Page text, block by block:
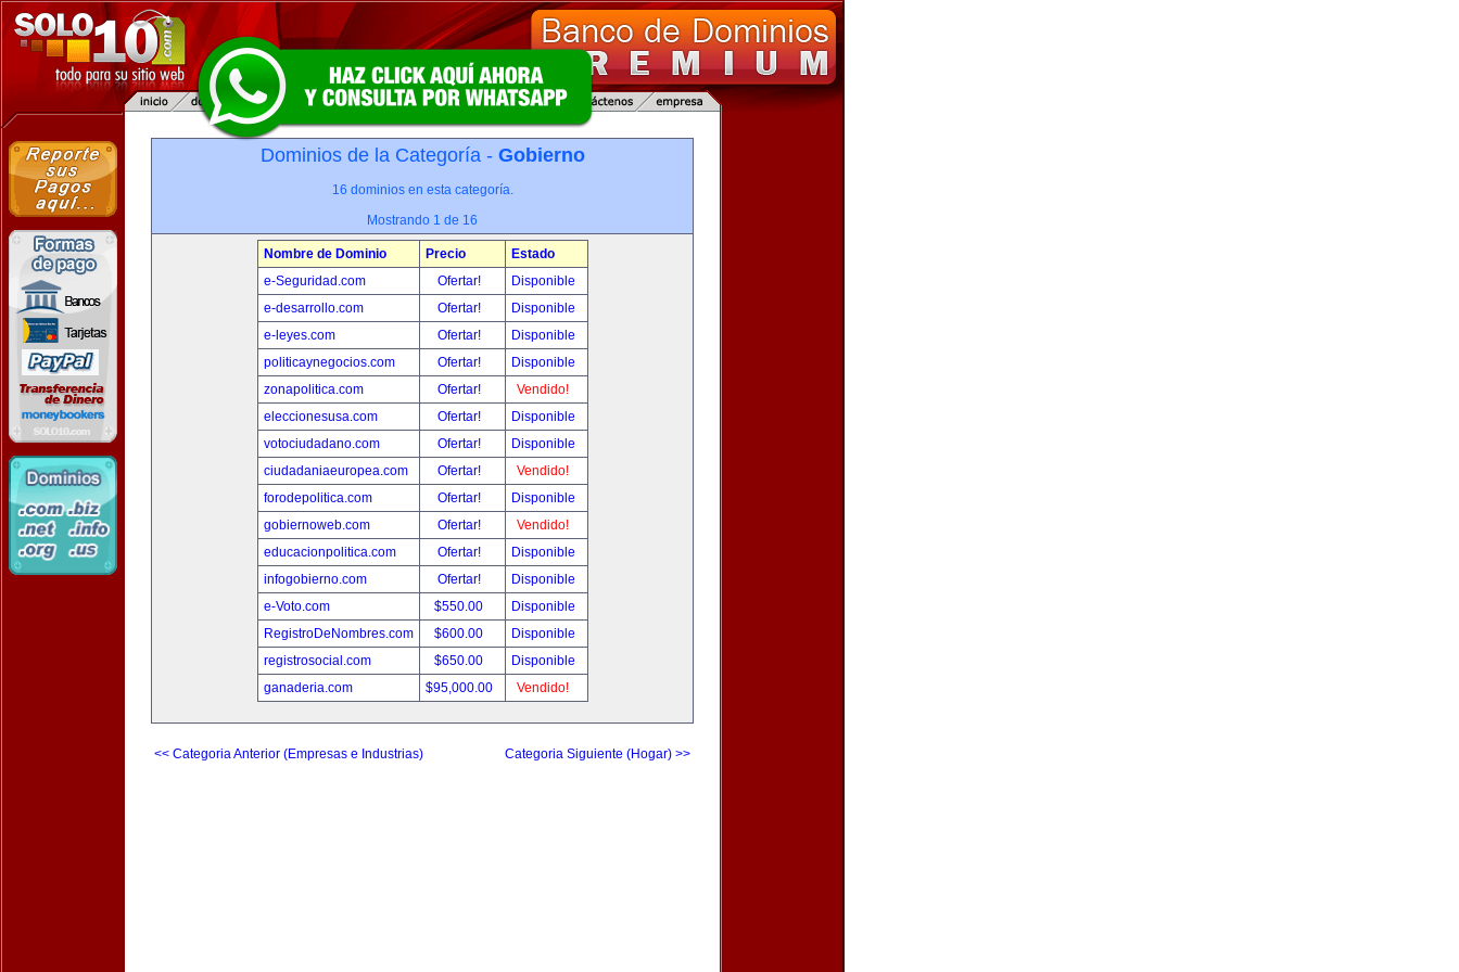
Dominios de la Categoría - Gobierno
16 dominios en esta categoría.
Mostrando 1 de 16
Nombre de Dominio Precio
Estado
e-Seguridad.com
Ofertar!
Disponible
e-desarrollo.com
Ofertar!
Disponible
e-leyes.com
Ofertar!
Disponible
politicaynegocios.com
Ofertar!
Disponible
zonapolitica.com
Ofertar!
Vendido!
eleccionesusa.com
Ofertar!
Disponible
votociudadano.com
Ofertar!
Disponible
ciudadaniaeuropea.com
Ofertar!
Vendido!
forodepolitica.com
Ofertar!
Disponible
gobiernoweb.com
Ofertar!
Vendido!
educacionpolitica.com
Ofertar!
Disponible
infogobierno.com
Ofertar!
Disponible
e-Voto.com
$550.00
Disponible
RegistroDeNombres.com
$600.00
Disponible
registrosocial.com
$650.00
Disponible
ganaderia.com
$95,000.00 Vendido!
<< Categoria Anterior (Empresas e Industrias) Categoria Siguiente (Hogar) >>